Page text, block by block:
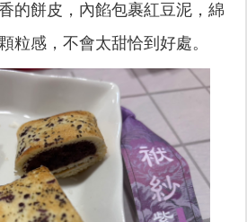
的餅皮，內餡包裹紅豆泥，綿
粒感，不會太甜恰到好處。